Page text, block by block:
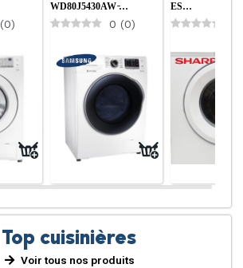
(0)
WD80J5430AW ̵…
0 (0)
ES…
Top cuisinières
Voir tous nos produits